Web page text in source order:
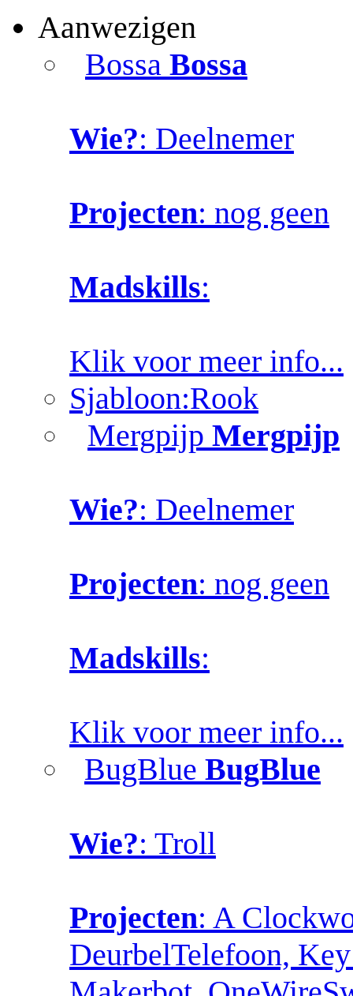
Aanwezigen
Bossa Bossa
Wie?: Deelnemer
Projecten: nog geen
Madskills:
Klik voor meer info...
Sjabloon:Rook
Mergpijp Mergpijp
Wie?: Deelnemer
Projecten: nog geen
Madskills:
Klik voor meer info...
BugBlue BugBlue
Wie?: Troll
Projecten: A
DeurbelTelefoon,